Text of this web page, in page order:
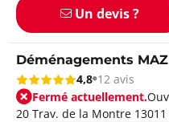
Un devis ?
Déménagements
4,8 12 avis
Fermé actuellement.
20 Trav. de la Montre